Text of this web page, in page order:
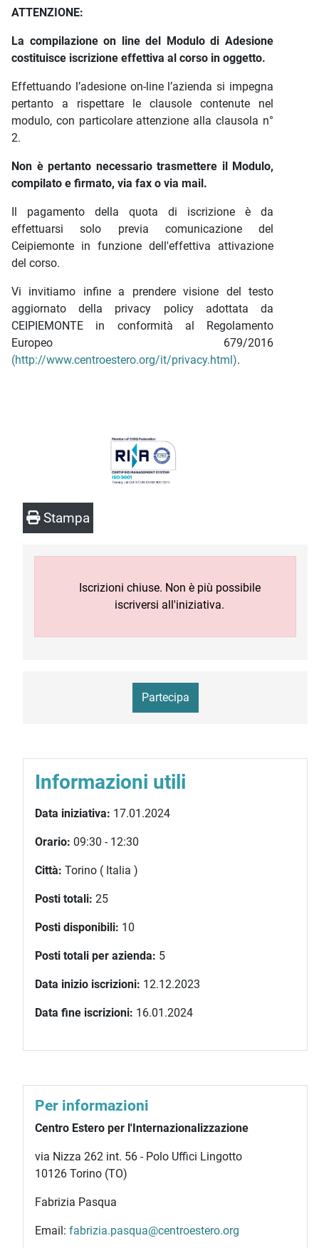
ATTENZIONE:
La compilazione on line del Modulo di Adesione
costituisce iscrizione effettiva al corso in oggetto.
Effettuando l’adesione on-line l’azienda si impegna
pertanto a rispettare le clausole contenute nel
modulo, con particolare attenzione alla clausola n°
2.
Non è pertanto necessario trasmettere il Modulo,
compilato e firmato, via fax o via mail.
Il pagamento della quota di iscrizione è da
effettuarsi solo previa comunicazione del
Ceipiemonte in funzione dell'effettiva attivazione
del corso.
Vi invitiamo infine a prendere visione del testo
aggiornato della privacy policy adottata da
CEIPIEMONTE in conformità al Regolamento
Europeo 679/2016
(http://www.centroestero.org/it/privacy.html).
Stampa
Iscrizioni chiuse. Non è più possibile
iscriversi all'iniziativa.
Partecipa
Informazioni utili
Data iniziativa: 17.01.2024
Orario: 09:30 - 12:30
Città: Torino ( Italia )
Posti totali: 25
Posti disponibili: 10
Posti totali per azienda: 5
Data inizio iscrizioni: 12.12.2023
Data fine iscrizioni: 16.01.2024
Per informazioni
Centro Estero per l'Internazionalizzazione
via Nizza 262 int. 56 - Polo Uffici Lingotto
10126 Torino (TO)
Fabrizia Pasqua
Email: fabrizia.pasqua@centroestero.org